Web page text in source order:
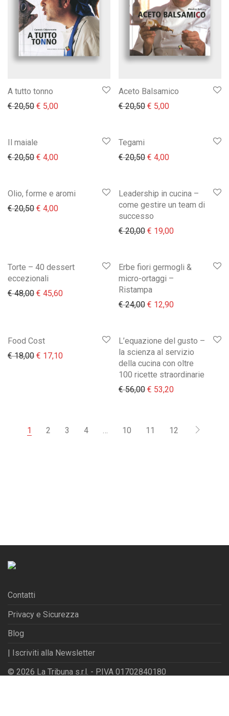
A tutto tonno
€20,50 Il prezzo originale era: € 20,50.
€ 5,00Il prezzo attuale è: € 5,00.
Aceto Balsamico
€20,50 Il prezzo originale era:
€ 5,00Il prezzo attuale
Il maiale
€20,50 Il prezzo originale era: € 20,50.
€ 4,00Il prezzo attuale è: € 4,00.
Tegami
€20,50 Il prezzo originale era:
€ 4,00Il prezzo attuale
Olio, forme e aromi
€20,50 Il prezzo originale era: € 20,50.
€ 4,00Il prezzo attuale è: € 4,00.
Leadership in cucina –
come gestire un team di
successo
€20,00 Il prezzo originale era:
€ 19,00Il prezzo
Torte – 40 dessert
eccezionali
€48,00 Il prezzo originale era: € 48,00.
€ 45,60Il prezzo attuale è: € 45,60.
Erbe fiori germogli &
micro-ortaggi –
Ristampa
€24,00 Il prezzo originale era:
€ 12,90Il prezzo
Food Cost
€18,00 Il prezzo originale era: € 18,00.
€ 17,10Il prezzo attuale è: € 17,10.
L’equazione del gusto –
la scienza al servizio
della cucina con oltre
100 ricette straordinarie
€56,00 Il prezzo originale era:
€ 53,20Il prezzo
1 2 3 4 … 10 11 12
Contatti
Privacy e Sicurezza
Blog
| Iscriviti alla Newsletter
© 2026 La Tribuna s.r.l. - P.IVA 01702840180